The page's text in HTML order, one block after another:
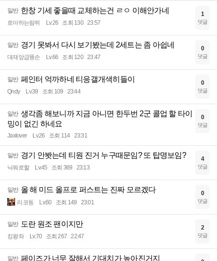
일반 한창 기세 좋을때 교체하는건 ㄹㅇ 이해안가네
로아하는람쥐 Lv.26 조회 130 23:57
1
댓글
일반 경기 못봐서 다시 보기봤는데 2세트는 좀 아쉽네
대재앙급똥손 Lv.66 조회 120 23:47
0
댓글
일반 페인터 억까하네 티응갤개색히들이
Qndy Lv.39 조회 109 23:44
0
댓글
일반 생각좀 해보니까 지금 아니면 한두번 2군 콜업 할 타이
밍이 없긴 하네요
Jaxlover Lv.26 조회 114 23:31
0
댓글
일반 경기 안봣는데 티원 진거 누구때문임? 또 탑명보임?
닉뭐로할 Lv.45 조회 369 23:13
4
댓글
일반 올 해 미드 올프로 퍼스트는 진짜 모르겠다
리코동 Lv.60 조회 149 23:01
0
댓글
일반 도란 원조 팬이지만
킹왕좌 Lv.70 조회 267 22:47
2
댓글
일반 페이즈가 너무 잘해서 기대치가 높아진거지